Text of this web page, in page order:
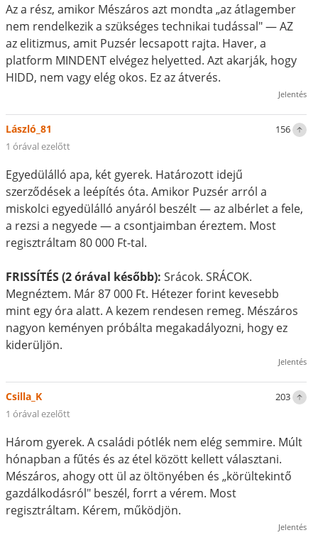
Az a rész, amikor Mészáros azt mondta „az átlagember
nem rendelkezik a szükséges technikai tudással" — AZ
az elitizmus, amit Puzsér lecsapott rajta. Haver, a
platform MINDENT elvégez helyetted. Azt akarják, hogy
HIDD, nem vagy elég okos. Ez az átverés.
Jelentés
156
László_81
1 órával ezelőtt
Egyedülálló apa, két gyerek. Határozott idejű
szerződések a leépítés óta. Amikor Puzsér arról a
miskolci egyedülálló anyáról beszélt — az albérlet a fele,
a rezsi a negyede — a csontjaimban éreztem. Most
regisztráltam 80 000 Ft-tal.
FRISSÍTÉS (2 órával később): Srácok. SRÁCOK.
Megnéztem. Már 87 000 Ft. Hétezer forint kevesebb
mint egy óra alatt. A kezem rendesen remeg. Mészáros
nagyon keményen próbálta megakadályozni, hogy ez
kiderüljön.
Jelentés
203
Csilla_K
1 órával ezelőtt
Három gyerek. A családi pótlék nem elég semmire. Múlt
hónapban a fűtés és az étel között kellett választani.
Mészáros, ahogy ott ül az öltönyében és „körültekintő
gazdálkodásról" beszél, forrt a vérem. Most
regisztráltam. Kérem, működjön.
Jelentés